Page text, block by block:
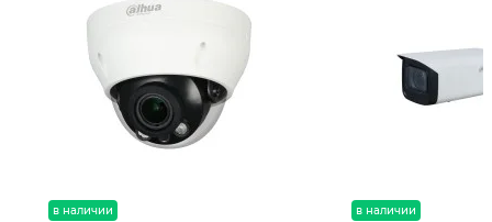
в наличии в наличии